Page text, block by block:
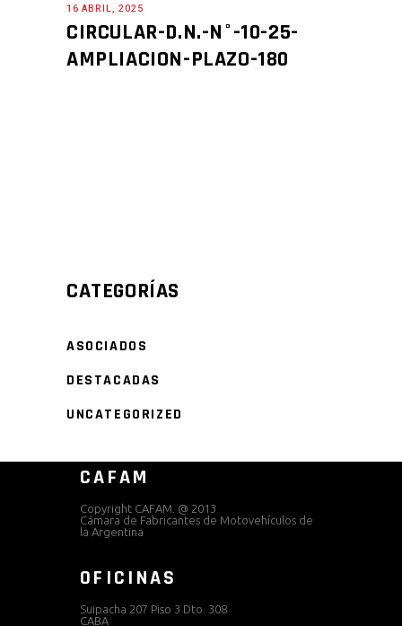
16 ABRIL, 2025
CIRCULAR-D.N.-N°-10-25-
AMPLIACION-PLAZO-180
CATEGORÍAS
ASOCIADOS
DESTACADAS
UNCATEGORIZED
CAFAM
Copyright CAFAM. @ 2013
Cámara de Fabricantes de Motovehículos de
la Argentina
OFICINAS
Suipacha 207 Piso 3 Dto. 308
CABA